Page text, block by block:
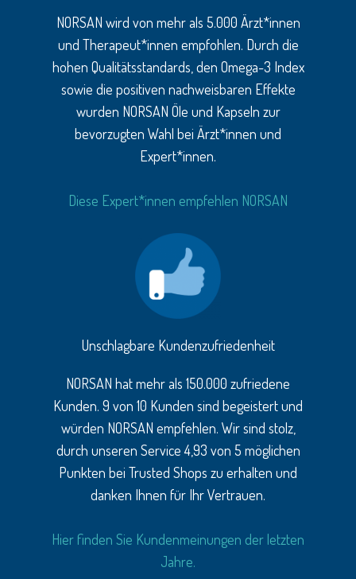
NORSAN wird von mehr als 5.000 Ärzt*innen
und Therapeut*innen empfohlen. Durch die
hohen Qualitätsstandards, den Omega-3 Index
sowie die positiven nachweisbaren Effekte
wurden NORSAN Öle und Kapseln zur
bevorzugten Wahl bei Ärzt*innen und
Expert*innen.
Diese Expert*innen empfehlen NORSAN
Unschlagbare Kundenzufriedenheit
NORSAN hat mehr als 150.000 zufriedene
Kunden. 9 von 10 Kunden sind begeistert und
würden NORSAN empfehlen. Wir sind stolz,
durch unseren Service 4,93 von 5 möglichen
Punkten bei Trusted Shops zu erhalten und
danken Ihnen für Ihr Vertrauen.
Hier finden Sie Kundenmeinungen der letzten
Jahre.